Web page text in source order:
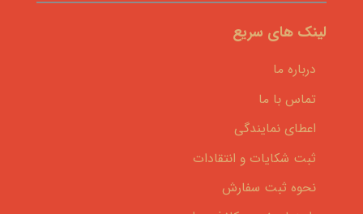
لینک های سریع
درباره ما
تماس با ما
اعطای نمایندگی
ثبت شکایات و انتقادات
نحوه ثبت سفارش